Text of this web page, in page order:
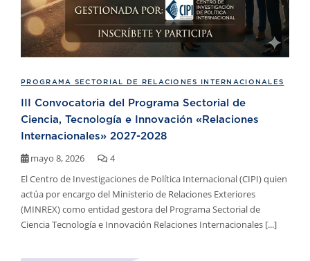
PROGRAMA SECTORIAL DE RELACIONES INTERNACIONALES
III Convocatoria del Programa Sectorial de
Ciencia, Tecnología e Innovación «Relaciones
Internacionales» 2027-2028
mayo 8, 2026
4
El Centro de Investigaciones de Política Internacional (CIPI) quien
actúa por encargo del Ministerio de Relaciones Exteriores
(MINREX) como entidad gestora del Programa Sectorial de
Ciencia Tecnología e Innovación Relaciones Internacionales [...]